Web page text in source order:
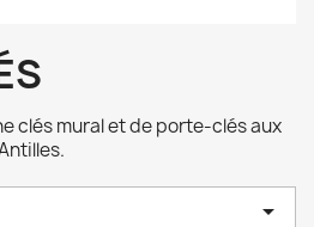
clés mural et de porte-clés aux
